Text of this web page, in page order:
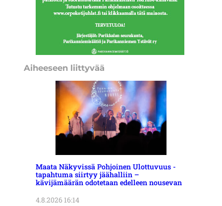
Aiheeseen liittyvää
Maata Näkyvissä Pohjoinen Ulottuvuus -
tapahtuma siirtyy jäähalliin –
kävijämäärän odotetaan edelleen nousevan
4.8.2026 16:14